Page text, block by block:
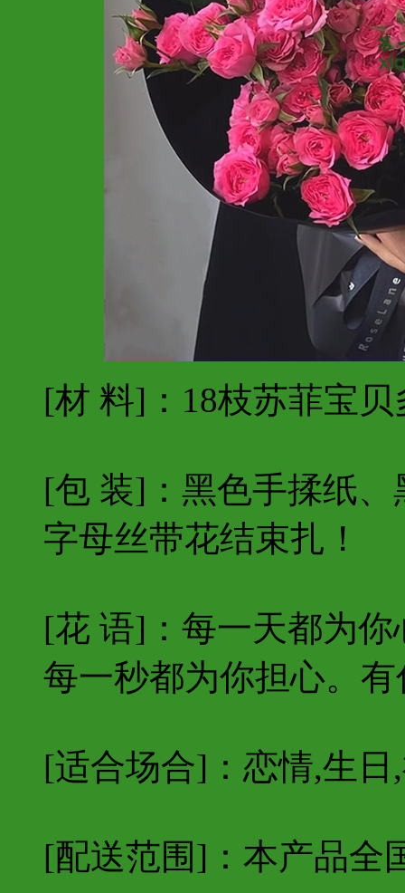
[材 料]：18枝苏菲宝贝
[包 装]：黑色手揉纸
字母丝带花结束扎！
[花 语]：每一天都为
每一秒都为你担心。
[适合场合]：恋情,生日
[配送范围]：本产品全